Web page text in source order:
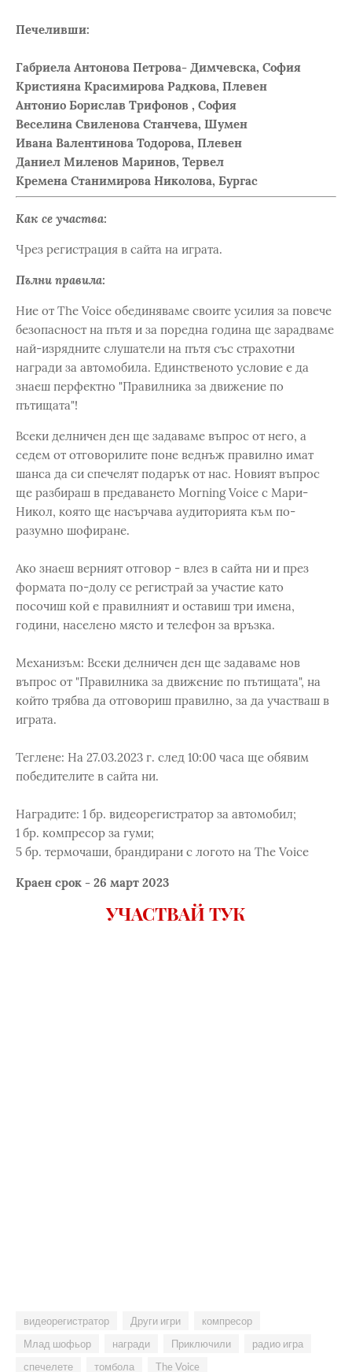
Печеливши:
Габриела Антонова Петрова- Димчевска, София
Кристияна Красимирова Радкова, Плевен
Антонио Борислав Трифонов , София
Веселина Свиленова Станчева, Шумен
Ивана Валентинова Тодорова, Плевен
Даниел Миленов Маринов, Тервел
Кремена Станимирова Николова, Бургас
Как се участва:
Чрез регистрация в сайта на играта.
Пълни правила:
Ние от The Voice обединяваме своите усилия за повече
безопасност на пътя и за поредна година ще зарадваме
най-изрядните слушатели на пътя със страхотни
награди за автомобила. Единственото условие е да
знаеш перфектно "Правилника за движение по
пътищата"!
Всеки делничен ден ще задаваме въпрос от него, а
седем от отговорилите поне веднъж правилно имат
шанса да си спечелят подарък от нас. Новият въпрос
ще разбираш в предаването Morning Voice с Мари-
Никол, която ще насърчава аудиторията към по-
разумно шофиране.
Ако знаеш верният отговор - влез в сайта ни и през
формата по-долу се регистрай за участие като
посочиш кой е правилният и оставиш три имена,
години, населено място и телефон за връзка.
Механизъм: Всеки делничен ден ще задаваме нов
въпрос от "Правилника за движение по пътищата", на
който трябва да отговориш правилно, за да участваш в
играта.
Теглене: На 27.03.2023 г. след 10:00 часа ще обявим
победителите в сайта ни.
Наградите: 1 бр. видеорегистратор за автомобил;
1 бр. компресор за гуми;
5 бр. термочаши, брандирани с логото на The Voice
Краен срок - 26 март 2023
УЧАСТВАЙ ТУК
видеорегистратор Други игри
компресор
Млад шофьор
награди Приключили
радио игра
спечелете
томбола The Voice